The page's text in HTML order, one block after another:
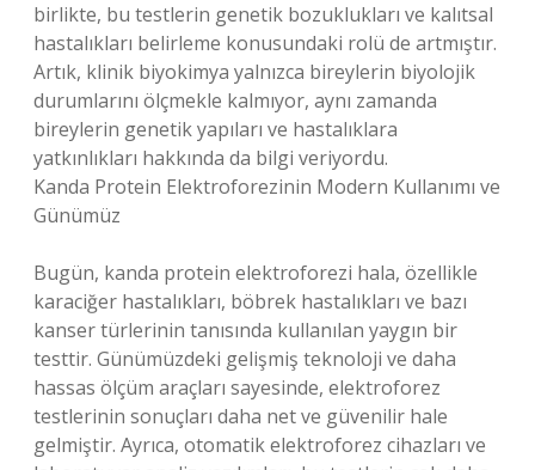
birlikte, bu testlerin genetik bozuklukları ve kalıtsal
hastalıkları belirleme konusundaki rolü de artmıştır.
Artık, klinik biyokimya yalnızca bireylerin biyolojik
durumlarını ölçmekle kalmıyor, aynı zamanda
bireylerin genetik yapıları ve hastalıklara
yatkınlıkları hakkında da bilgi veriyordu.
Kanda Protein Elektroforezinin Modern Kullanımı ve
Günümüz
Bugün, kanda protein elektroforezi hala, özellikle
karaciğer hastalıkları, böbrek hastalıkları ve bazı
kanser türlerinin tanısında kullanılan yaygın bir
testtir. Günümüzdeki gelişmiş teknoloji ve daha
hassas ölçüm araçları sayesinde, elektroforez
testlerinin sonuçları daha net ve güvenilir hale
gelmiştir. Ayrıca, otomatik elektroforez cihazları ve